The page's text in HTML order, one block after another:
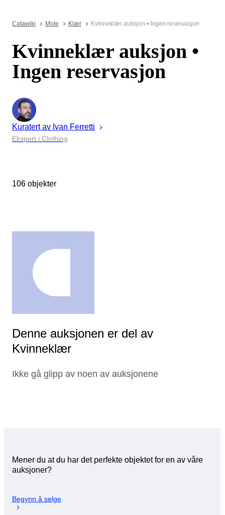
Catawiki Mote Klær Kvinneklær auksjon • Ingen reservasjon
Kvinneklær auksjon •
Ingen reservasjon
Kuratert av Ivan Ferretti
Ekspert i Clothing
106 objekter
Denne auksjonen er del av
Kvinneklær
Ikke gå glipp av noen av auksjonene
Mener du at du har det perfekte objektet for en av våre
auksjoner?
Begynn å selge